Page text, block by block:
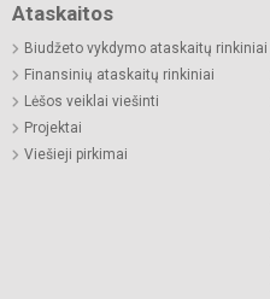
Ataskaitos
Biudžeto vykdymo ataskaitų rinkiniai
Finansinių ataskaitų rinkiniai
Lėšos veiklai viešinti
Projektai
Viešieji pirkimai